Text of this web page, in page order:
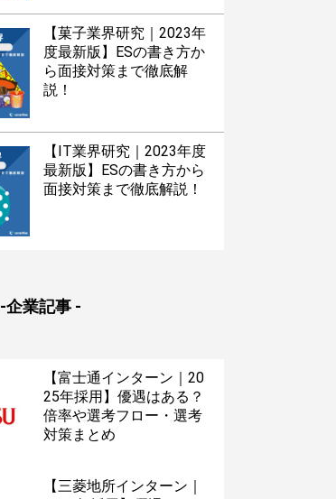
【菓子業界研究｜2023年
度最新版】ESの書き方か
ら面接対策まで徹底解
説！
【IT業界研究｜2023年度
最新版】ESの書き方から
面接対策まで徹底解説！
-企業記事 -
【富士通インターン｜20
25年採用】優遇はある？
倍率や選考フロー・選考
対策まとめ
【三菱地所インターン｜